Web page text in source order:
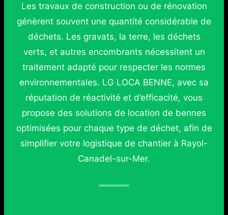
Les travaux de construction ou de rénovation
génèrent souvent une quantité considérable de
déchets. Les gravats, la terre, les déchets
verts, et autres encombrants nécessitent un
traitement adapté pour respecter les normes
environnementales. LG LOCA BENNE, avec sa
réputation de réactivité et d’efficacité, vous
propose des solutions de location de bennes
optimisées pour chaque type de déchet, afin de
simplifier votre logistique de chantier à Rayol-
Canadel-sur-Mer.